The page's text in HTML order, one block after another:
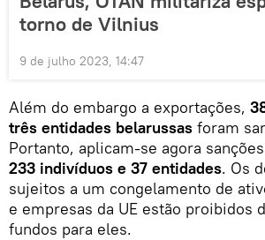
torno de Vilnius
9 de julho 2023, 14:47
Além do embargo a exportações,
três entidades belarussas foram
Portanto, aplicam-se agora
233 indivíduos e 37 entidades. Os
sujeitos a um congelamento de
e empresas da UE estão proibidos
fundos para eles.